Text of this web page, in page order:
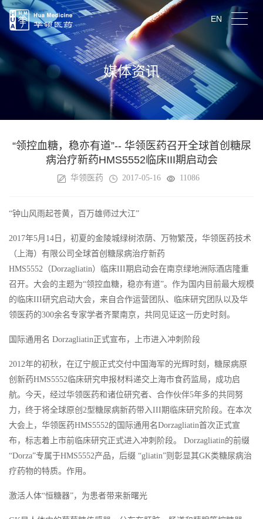
EN
媒体资讯
“领控血糖，稳亦有道”-- 华领医药召开全球首创糖尿
病治疗新药HMS5552临床III期启动会
华领医药 2017-05-16 11086
“钟山风雨起苍黄，百万雄师过大江”
2017年5月14日，初夏的金陵城绿树浓荫、万物繁茂，华领医药技术
（上海）有限公司全球首创糖尿病治疗新药
HMS5552（Dorzagliatin）临床III期启动会在南京绿地洲际酒店隆重
召开。大会的主题为“领控血糖，稳亦有道”。作为国内目前最大规模
的临床III研究启动大会，来自合作运营团队、临床研究团队以及华
领医药的300余名专家学者齐聚南京，共同见证这一历史时刻。
国际通用名 Dorzagliatin正式宣布，上市进入冲刺阶段
2012年的初秋，在辽宁舰正式交付中国海军的光辉时刻，糖尿病原
创新药HMS5552临床研究申报材料递交上海市食药监局，成功启
航。今天，经过华领医药和诸位研究者、合作伙伴5年多的共同努
力，终于将全球原创2型糖尿病新药带入III期临床研究阶段。在本次
大会上，华领医药HMS5552的国际通用名Dorzagliatin首次正式宣
布，标志着上市前临床研究正式进入冲刺阶段。 Dorzagliatin的前缀
“Dorza”专属于HMS5552产品，后缀 “gliatin”则彰显其GK类糖尿病治
疗药物的特质。作用。
激活人体“恒糖器”，为患者带来新曙光